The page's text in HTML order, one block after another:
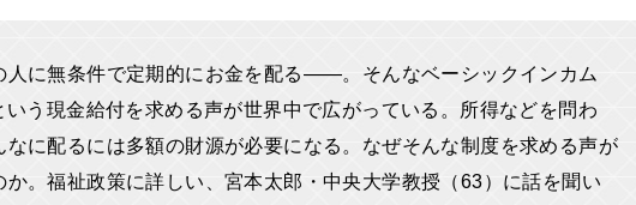
人に無条件で定期的にお金を配る――。そんなベーシックインカム
いう現金給付を求める声が世界中で広がっている。所得などを問わ
なに配るには多額の財源が必要になる。なぜそんな制度を求める声が
か。福祉政策に詳しい、宮本太郎・中央大学教授（63）に話を聞い